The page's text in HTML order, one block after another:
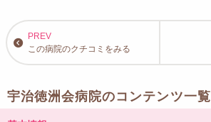
この病院のクチコミをみる
宇治徳洲会病院のコンテンツ一覧